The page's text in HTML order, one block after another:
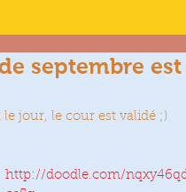
septembre est
le jour, le cour est validé ;)
http://doodle.com/